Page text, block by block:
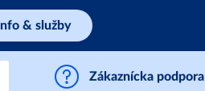
Info & služby
Zákaznícka podpora